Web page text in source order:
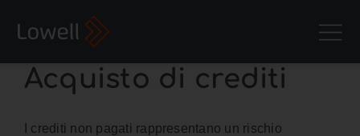
Acquisto di crediti
I crediti non pagati rappresentano un rischio